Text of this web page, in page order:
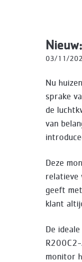
03/11/
Nu
sprake
de
van
Deze
relatieve
geeft
klant
De
monitor